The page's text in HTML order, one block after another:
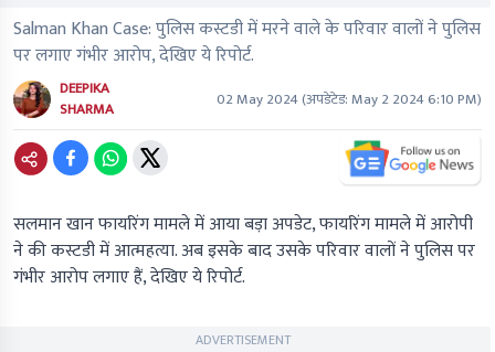
Salman Khan Case: पुलिस कस्टडी में मरने वाले के परिवार वालों ने पुलिस
पर लगाए गंभीर आरोप, देखिए ये रिपोर्ट.
DEEPIKA
SHARMA
02 May 2024(अपडेटेड:May 2 2024 6:10 PM)
सलमान खान फायरिंग मामले में आया बड़ा अपडेट, फायरिंग मामले में आरोपी
ने की कस्टडी में आत्महत्या. अब इसके बाद उसके परिवार वालों ने पुलिस पर
गंभीर आरोप लगाए हैं, देखिए ये रिपोर्ट.
ADVERTISEMENT